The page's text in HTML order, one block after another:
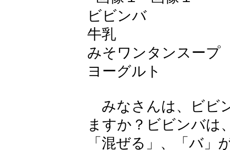
ビビンバ
牛乳
みそワンタンスープ
ヨーグルト
みなさんは、ビビ
ますか？ビビンバは
「混ぜる」、「バ